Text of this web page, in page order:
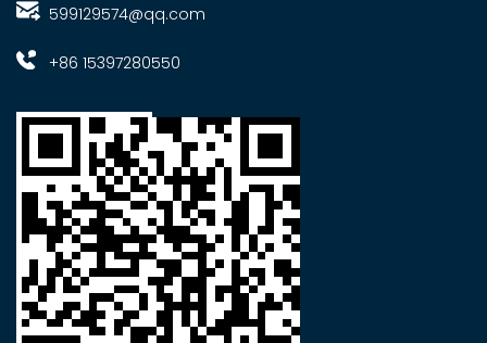
599129574@qq.com
+86 15397280550